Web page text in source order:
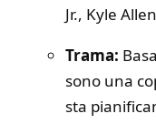
Jr., Kyle
Trama:
sono una
sta